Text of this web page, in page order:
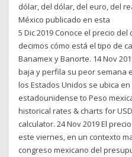
dólar, del dólar, del euro, del
México publicado en esta
5 Dic 2019 Conoce el precio
decimos cómo está el tipo de
Banamex y Banorte. 14 Nov
baja y perfila su peor semana
los Estados Unidos se ubica
estadounidense to Peso
historical rates & charts for
calculator. 24 Nov 2019 El
este viernes, en un contexto
congreso mexicano del